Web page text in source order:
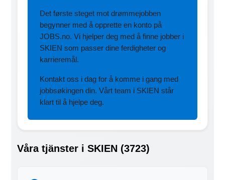
Det første steget mot drømmejobben
begynner med å opprette en konto på
JOBS.no. Vi hjelper deg med å finne jobber i
SKIEN som passer dine ferdigheter og
karrieremål.
Kontakt oss i dag for å komme i gang med
jobbsøkingen din. Vårt team i SKIEN står
klart til å hjelpe deg.
Våra tjänster i SKIEN (3723)